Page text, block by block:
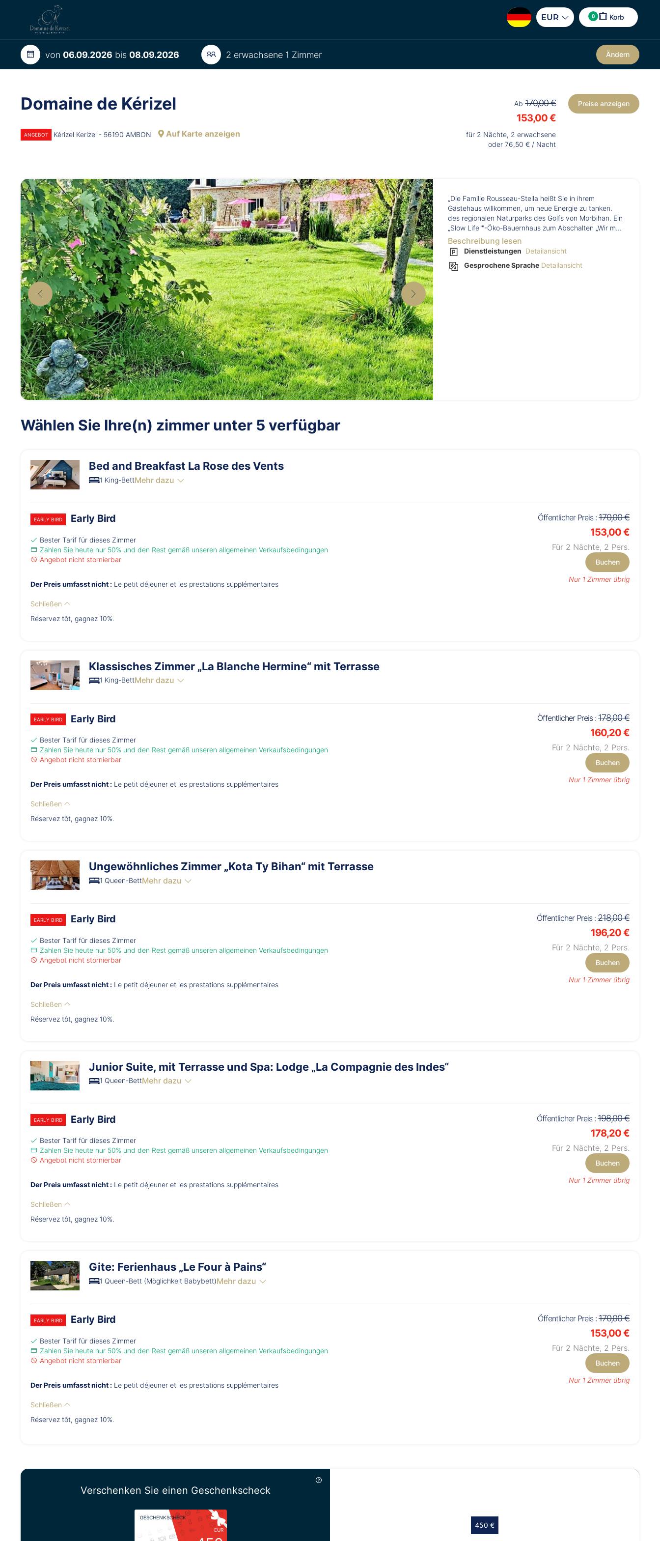
EUR 0 Korb
von 06.09.2026 bis 08.09.2026 2 erwachsene 1 Zimmer Ändern
Domaine de Kérizel
ANGEBOT Kérizel Kerizel - 56190 AMBON Auf Karte anzeigen
Ab 170,00 €
153,00 €
für 2 Nächte, 2 erwachsene
oder 76,50 € / Nacht
Preise anzeigen
„Die Familie Rousseau-Stella heißt Sie in ihrem
Gästehaus willkommen, um neue Energie zu tanken.
des regionalen Naturparks des Golfs von Morbihan. Ein
„Slow Life""-Öko-Bauernhaus zum Abschalten „Wir m...
Beschreibung lesen
Dienstleistungen Detailansicht
Gesprochene Sprache Detailansicht
Wählen Sie Ihre(n) zimmer unter 5 verfügbar
Bed and Breakfast La Rose des Vents
1 King-BettMehr dazu
EARLY BIRD Early Bird
Bester Tarif für dieses Zimmer
Zahlen Sie heute nur 50% und den Rest gemäß unseren allgemeinen Verkaufsbedingungen
Angebot nicht stornierbar
Der Preis umfasst nicht : Le petit déjeuner et les prestations supplémentaires
Öffentlicher Preis : 170,00 €
153,00 €
Für 2 Nächte, 2 Pers.
Buchen
Nur 1 Zimmer übrig
Schließen
Réservez tôt, gagnez 10%.
Klassisches Zimmer „La Blanche Hermine“ mit Terrasse
1 King-BettMehr dazu
EARLY BIRD Early Bird
Bester Tarif für dieses Zimmer
Zahlen Sie heute nur 50% und den Rest gemäß unseren allgemeinen Verkaufsbedingungen
Angebot nicht stornierbar
Der Preis umfasst nicht : Le petit déjeuner et les prestations supplémentaires
Öffentlicher Preis : 178,00 €
160,20 €
Für 2 Nächte, 2 Pers.
Buchen
Nur 1 Zimmer übrig
Schließen
Réservez tôt, gagnez 10%.
Ungewöhnliches Zimmer „Kota Ty Bihan“ mit Terrasse
1 Queen-BettMehr dazu
EARLY BIRD Early Bird
Bester Tarif für dieses Zimmer
Zahlen Sie heute nur 50% und den Rest gemäß unseren allgemeinen Verkaufsbedingungen
Angebot nicht stornierbar
Der Preis umfasst nicht : Le petit déjeuner et les prestations supplémentaires
Öffentlicher Preis : 218,00 €
196,20 €
Für 2 Nächte, 2 Pers.
Buchen
Nur 1 Zimmer übrig
Schließen
Réservez tôt, gagnez 10%.
Junior Suite, mit Terrasse und Spa: Lodge „La Compagnie des Indes“
1 Queen-BettMehr dazu
EARLY BIRD Early Bird
Bester Tarif für dieses Zimmer
Zahlen Sie heute nur 50% und den Rest gemäß unseren allgemeinen Verkaufsbedingungen
Angebot nicht stornierbar
Der Preis umfasst nicht : Le petit déjeuner et les prestations supplémentaires
Öffentlicher Preis : 198,00 €
178,20 €
Für 2 Nächte, 2 Pers.
Buchen
Nur 1 Zimmer übrig
Schließen
Réservez tôt, gagnez 10%.
Gite: Ferienhaus „Le Four à Pains“
1 Queen-Bett (Möglichkeit Babybett)Mehr dazu
EARLY BIRD Early Bird
Bester Tarif für dieses Zimmer
Zahlen Sie heute nur 50% und den Rest gemäß unseren allgemeinen Verkaufsbedingungen
Angebot nicht stornierbar
Der Preis umfasst nicht : Le petit déjeuner et les prestations supplémentaires
Öffentlicher Preis : 170,00 €
153,00 €
Für 2 Nächte, 2 Pers.
Buchen
Nur 1 Zimmer übrig
Schließen
Réservez tôt, gagnez 10%.
Verschenken Sie einen Geschenkscheck
GESCHENKSCHECK
EUR
450 €